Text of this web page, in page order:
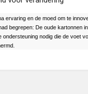
ervaring en de moed om te
begrepen: De oude kartonnen
ondersteuning nodig die de voet